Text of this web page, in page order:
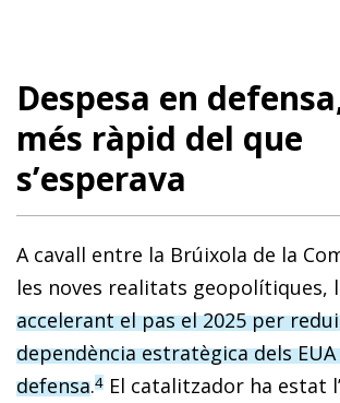
Despesa en
més ràpid del que
s’esperava
A cavall entre la Brúixola de la
les noves realitats geopolítiques,
accelerant el pas el 2025 per
dependència estratègica dels
defensa.4 El catalitzador ha estat